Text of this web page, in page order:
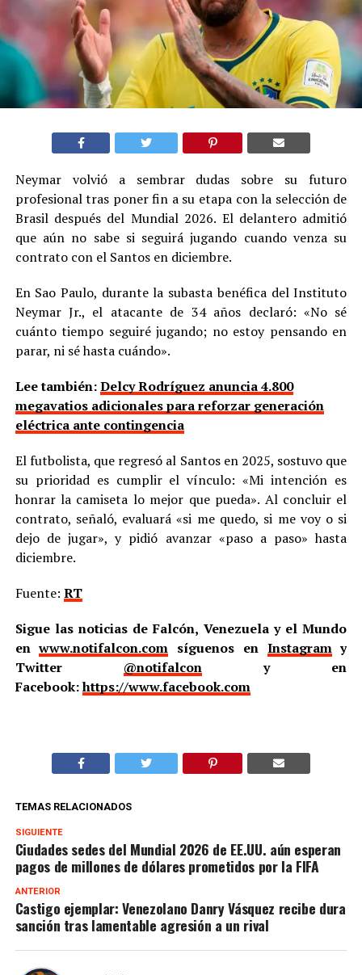
Neymar volvió a sembrar dudas sobre su futuro
profesional tras poner fin a su etapa con la selección de
Brasil después del Mundial 2026. El delantero admitió
que aún no sabe si seguirá jugando cuando venza su
contrato con el Santos en diciembre.
En Sao Paulo, durante la subasta benéfica del Instituto
Neymar Jr., el atacante de 34 años declaró: «No sé
cuánto tiempo seguiré jugando; no estoy pensando en
parar, ni sé hasta cuándo».
Lee también:Delcy Rodríguez anuncia 4.800
megavatios adicionales para reforzar generación
eléctrica ante contingencia
El futbolista, que regresó al Santos en 2025, sostuvo que
su prioridad es cumplir el vínculo: «Mi intención es
honrar la camiseta lo mejor que pueda». Al concluir el
contrato, señaló, evaluará «si me quedo, si me voy o si
dejo de jugar», y pidió avanzar «paso a paso» hasta
diciembre.
Fuente: RT
Sigue las noticias de Falcón, Venezuela y el Mundo
enwww.notifalcon.com síguenos en Instagramy
Twitter @notifalcony en
Facebook:https://www.facebook.com
TEMAS RELACIONADOS
SIGUIENTE
Ciudades sedes del Mundial 2026 de EE.UU. aún esperan
pagos de millones de dólares prometidos por la FIFA
ANTERIOR
Castigo ejemplar: Venezolano Danry Vásquez recibe dura
sanción tras lamentable agresión a un rival